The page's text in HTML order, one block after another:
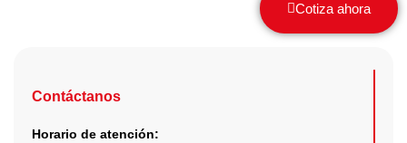
Cotiza ahora
Contáctanos
Horario de atención: